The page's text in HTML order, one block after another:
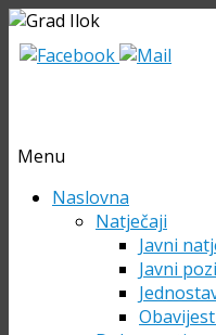
Menu
Skip Naslovna
Natječaji
Javni
Javni